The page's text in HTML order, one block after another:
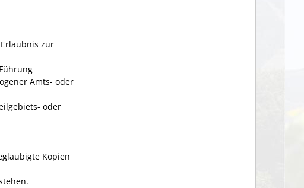
zur
Amts- oder
oder
Kopien